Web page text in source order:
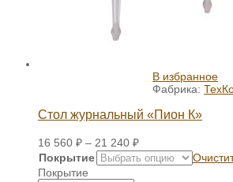
В избранное
Фабрика:
Стол журнальный «Пион К»
16 560 ₽ – 21 240 ₽
Покрытие
Покрытие